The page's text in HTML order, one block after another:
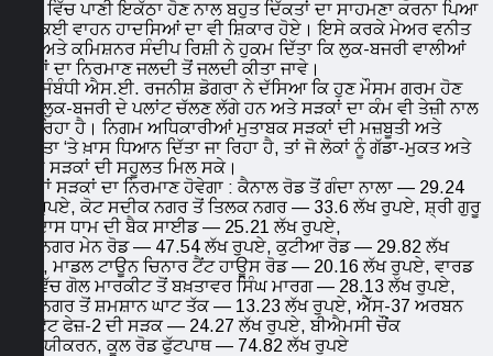
ਦਿਨਾਂ ਵਿੱਚ ਪਾਣੀ ਇਕੱਠਾ ਹੋਣ ਨਾਲ ਬਹੁਤ ਦਿੱਕਤਾਂ ਦਾ ਸਾਹਮਣਾ ਕਰਨਾ ਪਿਆ
ਅਤੇ ਕਈ ਵਾਹਨ ਹਾਦਸਿਆਂ ਦਾ ਵੀ ਸ਼ਿਕਾਰ ਹੋਏ। ਇਸੇ ਕਰਕੇ ਮੇਅਰ ਵਨੀਤ
ਧੀਰ ਅਤੇ ਕਮਿਸ਼ਨਰ ਸੰਦੀਪ ਰਿਸ਼ੀ ਨੇ ਹੁਕਮ ਦਿੱਤਾ ਕਿ ਲੁਕ-ਬਜਰੀ ਵਾਲੀਆਂ
ਸੜਕਾਂ ਦਾ ਨਿਰਮਾਣ ਜਲਦੀ ਤੋਂ ਜਲਦੀ ਕੀਤਾ ਜਾਵੇ।
ਇਸ ਸੰਬੰਧੀ ਐਸ.ਈ. ਰਜਨੀਸ਼ ਡੋਗਰਾ ਨੇ ਦੱਸਿਆ ਕਿ ਹੁਣ ਮੌਸਮ ਗਰਮ ਹੋਣ
ਨਾਲ ਲੁਕ-ਬਜਰੀ ਦੇ ਪਲਾਂਟ ਚੱਲਣ ਲੱਗੇ ਹਨ ਅਤੇ ਸੜਕਾਂ ਦਾ ਕੰਮ ਵੀ ਤੇਜ਼ੀ ਨਾਲ
ਚਲ ਰਿਹਾ ਹੈ। ਨਿਗਮ ਅਧਿਕਾਰੀਆਂ ਮੁਤਾਬਕ ਸੜਕਾਂ ਦੀ ਮਜ਼ਬੂਤੀ ਅਤੇ
ਗੁਣਵੱਤਾ ‘ਤੇ ਖ਼ਾਸ ਧਿਆਨ ਦਿੱਤਾ ਜਾ ਰਿਹਾ ਹੈ, ਤਾਂ ਜੋ ਲੋਕਾਂ ਨੂੰ ਗੱਡਾ-ਮੁਕਤ ਅਤੇ
ਸੁਗਮ ਸੜਕਾਂ ਦੀ ਸਹੂਲਤ ਮਿਲ ਸਕੇ।
ਇਨ੍ਹਾਂ ਸੜਕਾਂ ਦਾ ਨਿਰਮਾਣ ਹੋਵੇਗਾ : ਕੈਨਾਲ ਰੋਡ ਤੋਂ ਗੰਦਾ ਨਾਲਾ — 29.24
ਲੱਖ ਰੁਪਏ, ਕੋਟ ਸਦੀਕ ਨਗਰ ਤੋਂ ਤਿਲਕ ਨਗਰ — 33.6 ਲੱਖ ਰੁਪਏ, ਸ਼੍ਰੀ ਗੁਰੂ
ਰਵਿਦਾਸ ਧਾਮ ਦੀ ਬੈਕ ਸਾਈਡ — 25.21 ਲੱਖ ਰੁਪਏ,
ਜੇਪੀ ਨਗਰ ਮੇਨ ਰੋਡ — 47.54 ਲੱਖ ਰੁਪਏ, ਕੁਟੀਆ ਰੋਡ — 29.82 ਲੱਖ
ਰੁਪਏ, ਮਾਡਲ ਟਾਊਨ ਚਿਨਾਰ ਟੈਂਟ ਹਾਊਸ ਰੋਡ — 20.16 ਲੱਖ ਰੁਪਏ, ਵਾਰਡ
33 ਵਿੱਚ ਗੋਲ ਮਾਰਕੀਟ ਤੋਂ ਬਖ਼ਤਾਵਰ ਸਿੰਘ ਮਾਰਗ — 28.13 ਲੱਖ ਰੁਪਏ,
ਜੀਤ ਨਗਰ ਤੋਂ ਸ਼ਮਸ਼ਾਨ ਘਾਟ ਤੱਕ — 13.23 ਲੱਖ ਰੁਪਏ, ਐੱਸ-37 ਅਰਬਨ
ਐਸਟੇਟ ਫੇਜ਼-2 ਦੀ ਸੜਕ — 24.27 ਲੱਖ ਰੁਪਏ, ਬੀਐਮਸੀ ਚੌਂਕ
ਸੌੰਦਰਯੀਕਰਨ, ਕੂਲ ਰੋਡ ਫੁੱਟਪਾਥ — 74.82 ਲੱਖ ਰੁਪਏ